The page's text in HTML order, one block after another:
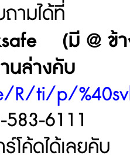
ามได้ที่
(มี @ ข้
นล่างคับ
R/ti/p/
583-6111
โค้ดได้เลยคับ